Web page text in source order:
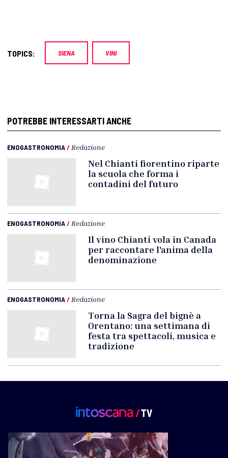
TOPICS: SIENA VINI
POTREBBE INTERESSARTI ANCHE
ENOGASTRONOMIA/ Redazione
Nel Chianti fiorentino riparte
la scuola che forma i
contadini del futuro
ENOGASTRONOMIA/ Redazione
Il vino Chianti vola in Canada
per raccontare l'anima della
denominazione
ENOGASTRONOMIA/ Redazione
Torna la Sagra del bignè a
Orentano: una settimana di
festa tra spettacoli, musica e
tradizione